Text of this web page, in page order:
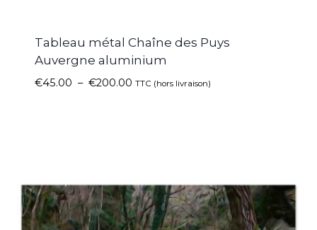
Tableau métal Chaîne des Puys
Auvergne aluminium
€45.00 – €200.00 TTC (hors livraison)